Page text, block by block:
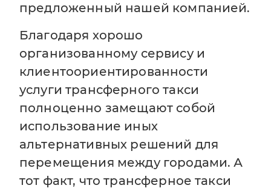
предложенный нашей компанией.
Благодаря хорошо
организованному сервису и
клиентоориентированности
услуги трансферного такси
полноценно замещают собой
использование иных
альтернативных решений для
перемещения между городами. А
тот факт, что трансферное такси